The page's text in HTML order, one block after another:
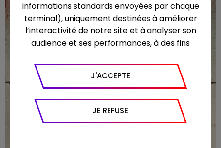
informations standards envoyées par chaque
terminal), uniquement destinées à améliorer
l’interactivité de notre site et à analyser son
audience et ses performances, à des fins
Google Analytics pour générer des rapports
sur le trafic (nombre de visites, temps passé
sur le site, nombre de pages vues en moyenne,
appareil et navigateur utilisé, emplacement
géographique), l’origine du trafic et la
J'ACCEPTE
JE REFUSE